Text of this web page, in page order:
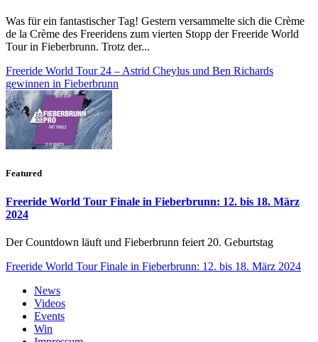
Was für ein fantastischer Tag! Gestern versammelte sich die Crème
de la Crème des Freeridens zum vierten Stopp der Freeride World
Tour in Fieberbrunn. Trotz der...
Freeride World Tour 24 – Astrid Cheylus und Ben Richards
gewinnen in Fieberbrunn
Featured
Freeride World Tour Finale in Fieberbrunn: 12. bis 18. März
2024
Der Countdown läuft und Fieberbrunn feiert 20. Geburtstag
Freeride World Tour Finale in Fieberbrunn: 12. bis 18. März 2024
News
Videos
Events
Win